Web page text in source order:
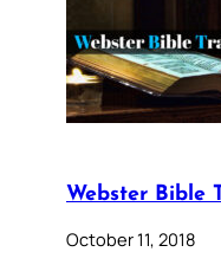
Webster Bible
October 11, 2018